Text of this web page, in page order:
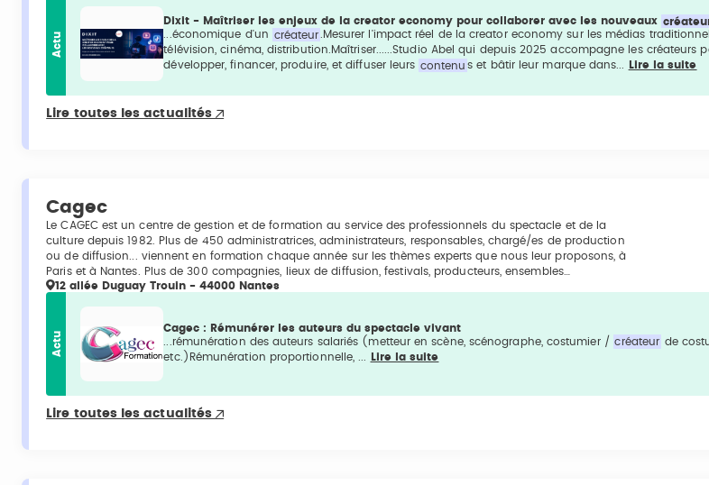
Actu
Dixit - Maîtriser les enjeux de la creator economy pour collaborer avec les nouveaux
...économique d'un créateur .Mesurer l'impact réel de la creator economy sur les médias
télévision, cinéma, distribution.Maîtriser......Studio Abel qui depuis 2025 accompagne les créateurs
développer, financer, produire, et diffuser leurs contenu s et bâtir leur marque dans... Lire la suite
Lire toutes les actualités
Cagec
Le CAGEC est un centre de gestion et de formation au service des professionnels du spectacle et de la
culture depuis 1982. Plus de 450 administratrices, administrateurs, responsables, chargé/es de production
ou de diffusion... viennent en formation chaque année sur les thèmes experts que nous leur proposons, à
Paris et à Nantes. Plus de 300 compagnies, lieux de diffusion, festivals, producteurs, ensembles…
12 allée Duguay Trouin - 44000 Nantes
Actu
Cagec : Rémunérer les auteurs du spectacle vivant
...rémunération des auteurs salariés (metteur en scène, scénographe, costumier / créateur de
etc.)Rémunération proportionnelle, ...
Lire la suite
Lire toutes les actualités